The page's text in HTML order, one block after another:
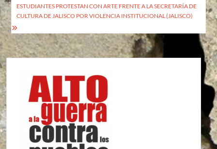
ESTUDIANTES PROTESTAN CON ARTE FRENTE A LA SECRETARÍA DE
CULTURA DE JALISCO POR VIOLENCIA INSTITUCIONAL (JALISCO)